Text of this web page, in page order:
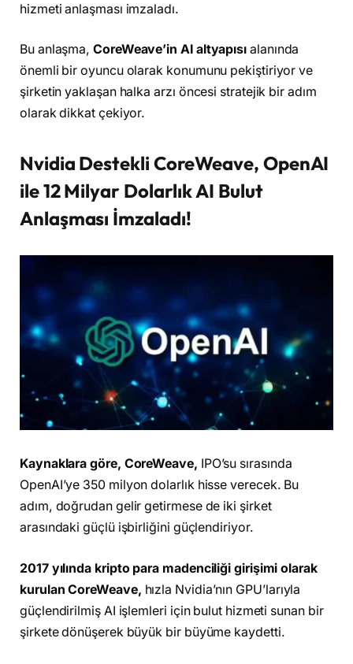
hizmeti anlaşması imzaladı.
Bu anlaşma,CoreWeave’in AI altyapısı alanında
önemli bir oyuncu olarak konumunu pekiştiriyor ve
şirketin yaklaşan halka arzı öncesi stratejik bir adım
olarak dikkat çekiyor.
Nvidia Destekli CoreWeave, OpenAI
ile 12 Milyar Dolarlık AI Bulut
Anlaşması İmzaladı!
Kaynaklara göre, CoreWeave, IPO’su sırasında
OpenAI’ye 350 milyon dolarlık hisse verecek. Bu
adım, doğrudan gelir getirmese de iki şirket
arasındaki güçlü işbirliğini güçlendiriyor.
2017 yılında kripto para madenciliği girişimi olarak
kurulan CoreWeave, hızla Nvidia’nın GPU’larıyla
güçlendirilmiş AI işlemleri için bulut hizmeti sunan bir
şirkete dönüşerek büyük bir büyüme kaydetti.